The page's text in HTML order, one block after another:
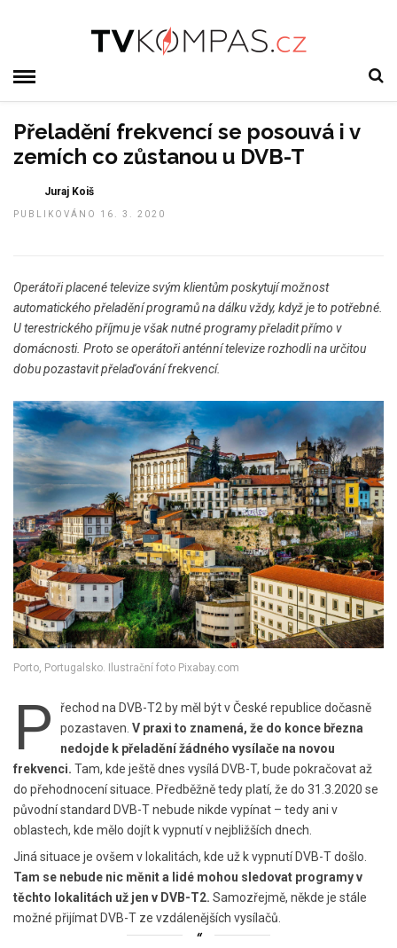
Přeladění frekvencí se posouvá i v
zemích co zůstanou u DVB-T
Juraj Koiš
PUBLIKOVÁNO 16. 3. 2020
Operátoři placené televize svým klientům poskytují možnost
automatického přeladění programů na dálku vždy, když je to potřebné.
U terestrického příjmu je však nutné programy přeladit přímo v
domácnosti. Proto se operátoři anténní televize rozhodli na určitou
dobu pozastavit přelaďování frekvencí.
Porto, Portugalsko. Ilustrační foto Pixabay.com
P
řechod na DVB-T2 by měl být v České republice dočasně
pozastaven. V praxi to znamená, že do konce března
nedojde k přeladění žádného vysílače na novou
frekvenci. Tam, kde ještě dnes vysílá DVB-T, bude pokračovat až
do přehodnocení situace. Předběžně tedy platí, že do 31.3.2020 se
původní standard DVB-T nebude nikde vypínat – tedy ani v
oblastech, kde mělo dojít k vypnutí v nejbližších dnech.
Jiná situace je ovšem v lokalitách, kde už k vypnutí DVB-T došlo.
Tam se nebude nic měnit a lidé mohou sledovat programy v
těchto lokalitách už jen v DVB-T2. Samozřejmě, někde je stále
možné přijímat DVB-T ze vzdálenějších vysílačů.